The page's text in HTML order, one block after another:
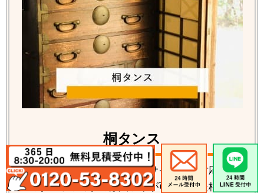
桐タンス
桐タンス各種の回収処分、リサイクルの対応が可
能です。数年前までは買取りが可能だった桐タン